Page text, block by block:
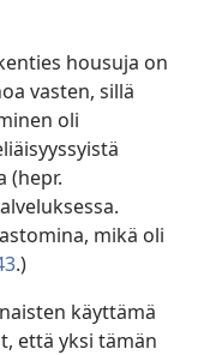
housuja on
vasten, sillä
oli
(hepr.
mikä oli
.)
käyttämä
että yksi tämän